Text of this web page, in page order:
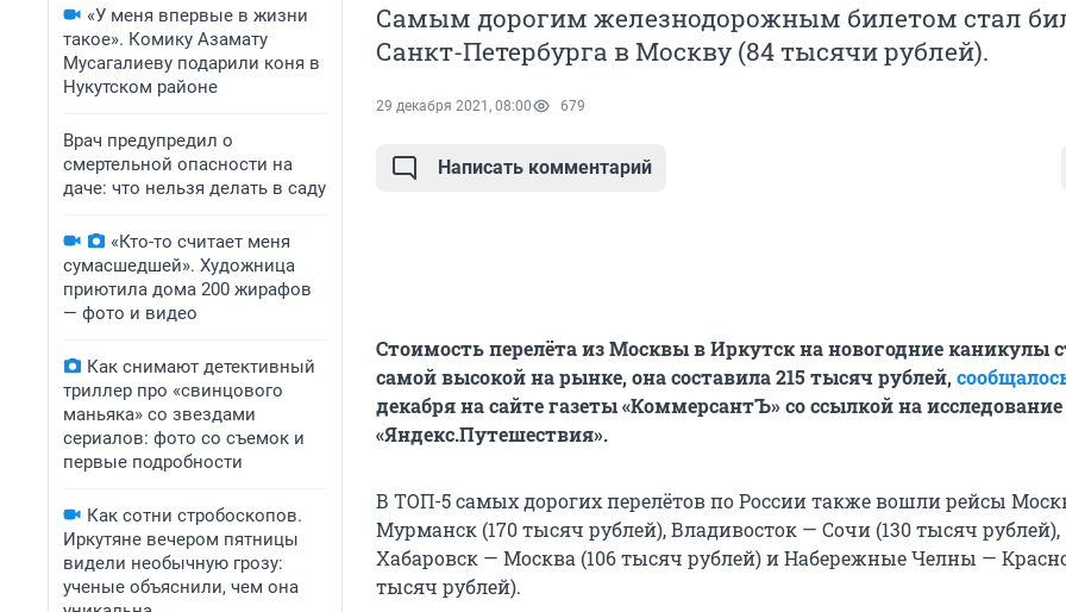
«У меня впервые в жизни
такое». Комику Азамату
Мусагалиеву подарили коня в
Нукутском районе
Врач предупредил о
смертельной опасности на
даче: что нельзя делать в саду
«Кто-то считает меня
сумасшедшей». Художница
приютила дома 200 жирафов
— фото и видео
Как снимают детективный
триллер про «свинцового
маньяка» со звездами
сериалов: фото со съемок и
первые подробности
Как сотни стробоскопов.
Иркутяне вечером пятницы
видели необычную грозу:
ученые объяснили, чем она
Самым дорогим железнодорожным билетом стал
Санкт-Петербурга в Москву (84 тысячи рублей).
29 декабря 2021, 08:00 679
Написать комментарий
Стоимость перелёта из Москвы в Иркутск на новогодние каникулы
самой высокой на рынке, она составила 215 тысяч рублей,
декабря на сайте газеты «КоммерсантЪ» со ссылкой на исследование
«Яндекс.Путешествия».
В ТОП-5 самых дорогих перелётов по России также вошли рейсы
Мурманск (170 тысяч рублей), Владивосток — Сочи (130 тысяч рублей),
Хабаровск — Москва (106 тысяч рублей) и Набережные Челны —
тысяч рублей).